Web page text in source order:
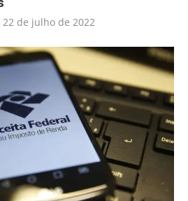
22 de julho de 2022